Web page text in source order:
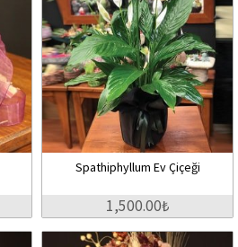
Spathiphyllum Ev Çiçeği
1,500.00₺